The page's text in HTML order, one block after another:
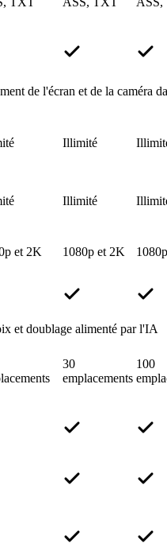
de l'écran et de la caméra
Illimité
Illimité
et 2K 1080p et 2K
et doublage alimenté par l'IA
30
emplacements
100